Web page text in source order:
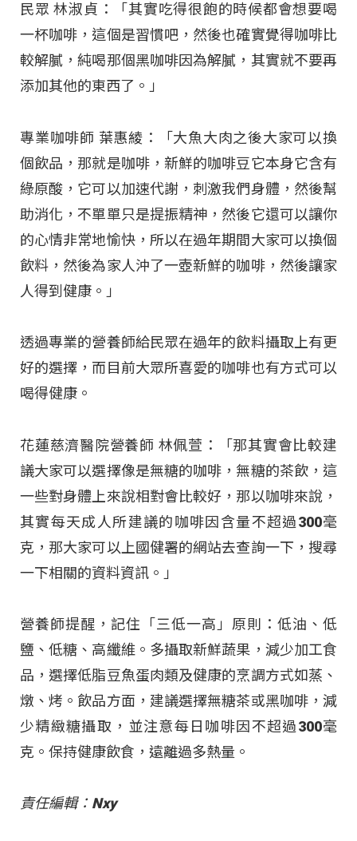
民眾 林淑貞：「其實吃得很飽的時候都會想要喝
一杯咖啡，這個是習慣吧，然後也確實覺得咖啡比
較解膩，純喝那個黑咖啡因為解膩，其實就不要再
添加其他的東西了。」
專業咖啡師 葉惠綾：「大魚大肉之後大家可以換
個飲品，那就是咖啡，新鮮的咖啡豆它本身它含有
綠原酸，它可以加速代謝，刺激我們身體，然後幫
助消化，不單單只是提振精神，然後它還可以讓你
的心情非常地愉快，所以在過年期間大家可以換個
飲料，然後為家人沖了一壺新鮮的咖啡，然後讓家
人得到健康。」
透過專業的營養師給民眾在過年的飲料攝取上有更
好的選擇，而目前大眾所喜愛的咖啡也有方式可以
喝得健康。
花蓮慈濟醫院營養師 林佩萱：「那其實會比較建
議大家可以選擇像是無糖的咖啡，無糖的茶飲，這
一些對身體上來說相對會比較好，那以咖啡來說，
其實每天成人所建議的咖啡因含量不超過300毫
克，那大家可以上國健署的網站去查詢一下，搜尋
一下相關的資料資訊。」
營養師提醒，記住「三低一高」原則：低油、低
鹽、低糖、高纖維。多攝取新鮮蔬果，減少加工食
品，選擇低脂豆魚蛋肉類及健康的烹調方式如蒸、
燉、烤。飲品方面，建議選擇無糖茶或黑咖啡，減
少精緻糖攝取，並注意每日咖啡因不超過300毫
克。保持健康飲食，遠離過多熱量。
責任編輯：Nxy